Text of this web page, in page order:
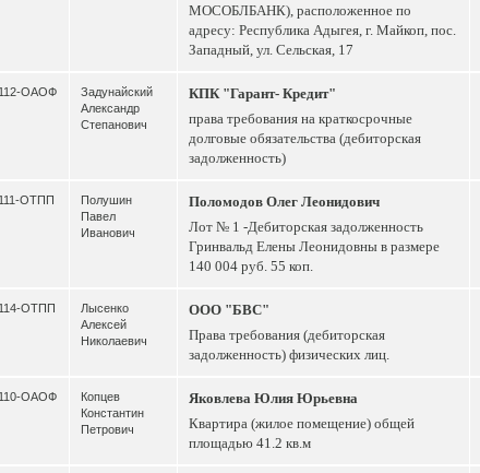
МОСОБЛБАНК), расположенное по
адресу: Республика Адыгея, г. Майкоп, пос.
Западный, ул. Сельская, 17
ОАОФ
Задунайский
Александр
Степанович
КПК "Гарант- Кредит"
права требования на краткосрочные
долговые обязательства (дебиторская
задолженность)
ОТПП
Полушин
Павел
Иванович
Поломодов Олег Леонидович
Лот № 1 -Дебиторская задолженность
Гринвальд Елены Леонидовны в размере
140 004 руб. 55 коп.
ОТПП
Лысенко
Алексей
Николаевич
ООО "БВС"
Права требования (дебиторская
задолженность) физических лиц.
ОАОФ
Копцев
Константин
Петрович
Яковлева Юлия Юрьевна
Квартира (жилое помещение) общей
площадью 41.2 кв.м